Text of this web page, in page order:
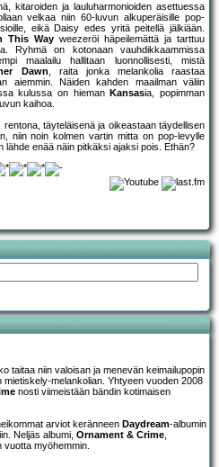
kitaroiden ja lauluharmonioiden asettuessa
velkaa niin 60-luvun alkuperäisille pop-
eikä Daisy edes yritä peitellä jälkiään.
This Way weezeröi häpeilemättä ja tarttuu
Ryhmä on kotonaan vauhdikkaammissa
maalailu hallitaan luonnollisesti, mistä
Dawn, raita jonka melankolia raastaa
aiemmin. Näiden kahden maailman väliin
kulussa on hieman Kansasia, popimman
kaihoa.
täyteläisenä ja oikeastaan täydellisen
niin noin kolmen vartin mitta on pop-levylle
lähde enää näin pitkäksi ajaksi pois. Ethän?
taitaa niin valoisan ja menevän keimailupopin
melankolian. Yhtyeen vuoden 2008
nosti viimeistään bändin kotimaisen
arviot keränneen Daydream-albumin
Neljäs albumi, Ornament & Crime
myöhemmin.